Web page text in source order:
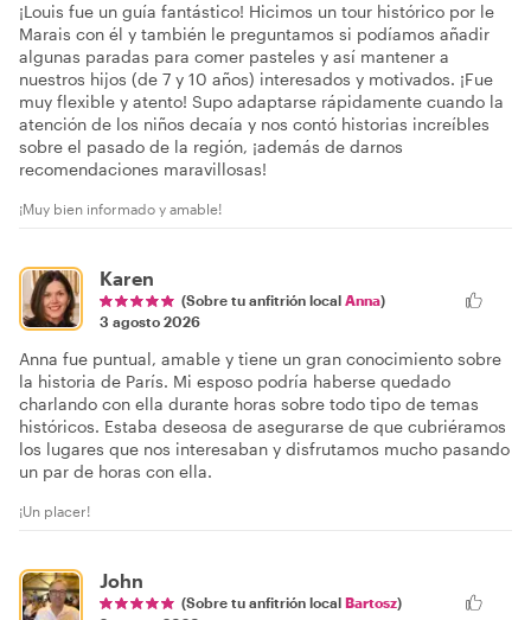
¡Louis fue un guía fantástico! Hicimos un tour histórico por le
Marais con él y también le preguntamos si podíamos añadir
algunas paradas para comer pasteles y así mantener a
nuestros hijos (de 7 y 10 años) interesados y motivados. ¡Fue
muy flexible y atento! Supo adaptarse rápidamente cuando la
atención de los niños decaía y nos contó historias increíbles
sobre el pasado de la región, ¡además de darnos
recomendaciones maravillosas!
¡Muy bien informado y amable!
Karen
(Sobre tu anfitrión local Anna)
3 agosto 2026
Anna fue puntual, amable y tiene un gran conocimiento sobre
la historia de París. Mi esposo podría haberse quedado
charlando con ella durante horas sobre todo tipo de temas
históricos. Estaba deseosa de asegurarse de que cubriéramos
los lugares que nos interesaban y disfrutamos mucho pasando
un par de horas con ella.
¡Un placer!
John
(Sobre tu anfitrión local Bartosz)